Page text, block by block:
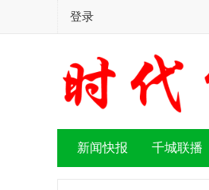
登录
新闻快报 千城联播